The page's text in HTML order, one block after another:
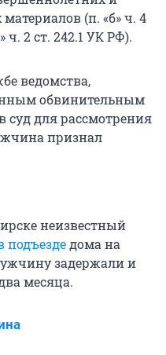
(п. «б» ч. 4
ч. 2 ст. 242.1 УК РФ).
ведомства,
обвинительным
суд для рассмотрения
признал
неизвестный
подъездедома на
задержали и
месяца.